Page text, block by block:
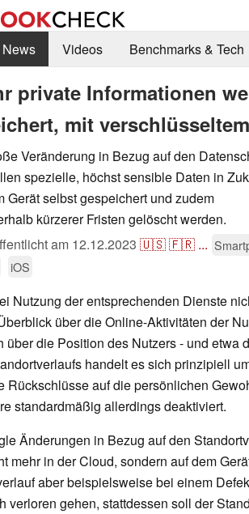
News Videos Benchmarks & Tech
private Informationen
mit
Veränderung in Bezug auf den
spezielle, höchst sensible Daten in
Gerät selbst gespeichert und zudem
kürzerer Fristen gelöscht werden.
am 12.12.2023 🇺🇸🇫🇷 ...
iOS
Nutzung der entsprechenden Dienste
über die Online-Aktivitäten der
über die Position des Nutzers - und etwa
handelt es sich prinzipiell
Rückschlüsse auf die persönlichen
standardmäßig allerdings deaktiviert.
Änderungen in Bezug auf den
mehr in der Cloud, sondern auf dem
aber beispielsweise bei einem
verloren gehen, stattdessen soll der